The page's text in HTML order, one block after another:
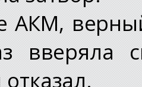
АКМ,
вверяла